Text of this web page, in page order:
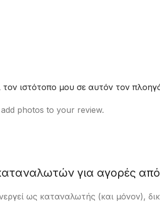
ιστότοπο μου σε αυτόν τον
photos to your review.
για αγορές
ως καταναλωτής (και μόνον),